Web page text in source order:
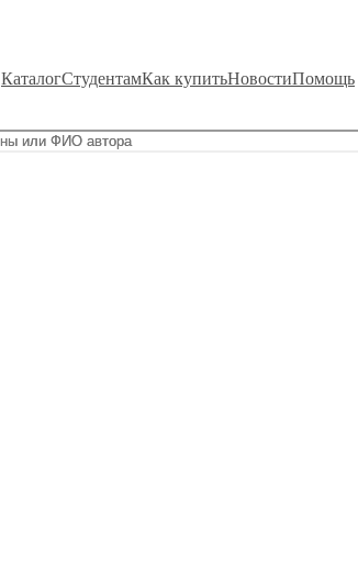
КаталогСтудентамКак купитьНовостиПомощь